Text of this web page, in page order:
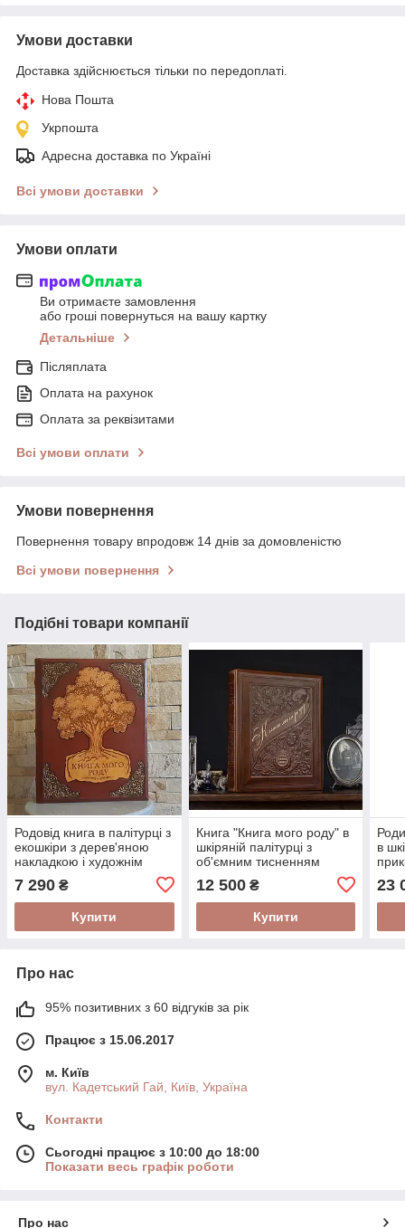
Умови доставки
Доставка здійснюється тільки по передоплаті.
Нова Пошта
Укрпошта
Адресна доставка по Україні
Всі умови доставки
Умови оплати
Ви отримаєте замовлення
або гроші повернуться на вашу картку
Детальніше
Післяплата
Оплата на рахунок
Оплата за реквізитами
Всі умови оплати
Умови повернення
Повернення товару впродовж 14 днів за домовленістю
Всі умови повернення
Подібні товари компанії
Родовід книга в палітурці з
екошкіри з дерев'яною
накладкою і художнім
тисненням (українською)
7 290 ₴
Купити
Книга "Книга мого роду" в
шкіряній палітурці з
об'ємним тисненням
механізм
12 500₴
Купити
в
23
Про нас
95% позитивних з 60 відгуків за рік
Працює з 15.06.2017
м. Київ
вул. Кадетський Гай, Київ, Україна
Контакти
Сьогодні працює з 10:00 до 18:00
Показати весь графік роботи
Про нас